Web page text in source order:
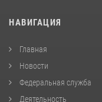
НАВИГАЦИЯ
Главная
Новости
Федеральная служба
Деятельность